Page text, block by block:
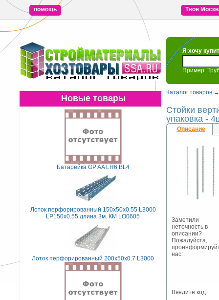
помощь Твоя
Я хочу
Пример:
Новые товары
Батарейка GP AA LR6 BL4
Лоток перфорированный 150х50х0.55 L3000
LP150х0.55 длина 3м. КМ LO0605
Лоток перфорированный 200х50х0.7 L3000
Каталог товаров
Стойки
упаковка -
Описание
Заметили
неточность в
описании?
Пожалуйста,
нас:
Введите код: